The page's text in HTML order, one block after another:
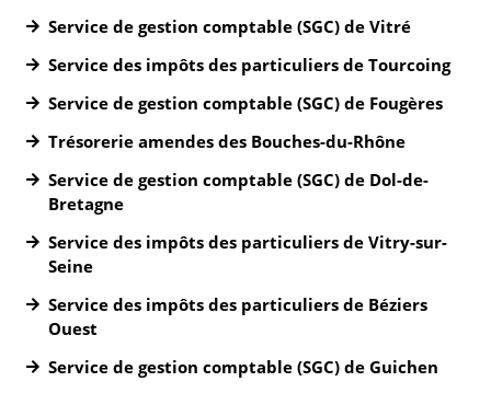
Service de gestion comptable (SGC) de Vitré
Service des impôts des particuliers de Tourcoing
Service de gestion comptable (SGC) de Fougères
Trésorerie amendes des Bouches-du-Rhône
Service de gestion comptable (SGC) de Dol-de-
Bretagne
Service des impôts des particuliers de Vitry-sur-
Seine
Service des impôts des particuliers de Béziers
Ouest
Service de gestion comptable (SGC) de Guichen